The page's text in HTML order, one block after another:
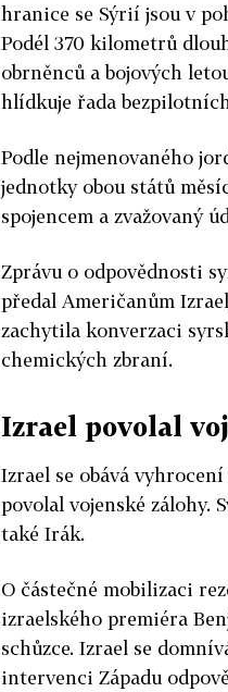
hranice se Sýrií jsou v
Podél 370 kilometrů
obrněnců a bojových
hlídkuje řada
Podle nejmenovaného
jednotky obou států
spojencem a zvažovaný
Zprávu o odpovědnosti
předal Američanům
zachytila konverzaci
chemických zbraní.
Izrael povolal
Izrael se obává
povolal vojenské zálohy.
také Irák.
O částečné mobilizaci
izraelského premiéra
schůzce. Izrael se
intervenci Západu